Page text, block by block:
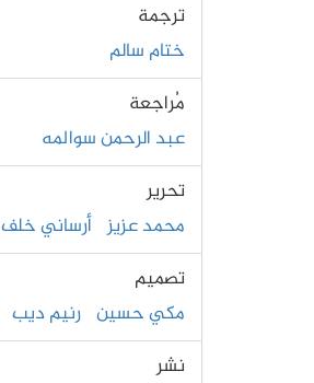
ترجمة
ختام سالم
مُراجعة
عبد الرحمن سوالمه
تحرير
محمد عزيز أرساني خلف
تصميم
مكي حسين رنيم ديب
نشر